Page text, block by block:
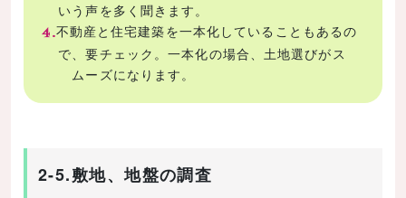
いう声を多く聞きます。
不動産と住宅建築を一本化していることもあるの
で、要チェック。一本化の場合、土地選びがス
ムーズになります。
2-5.敷地、地盤の調査